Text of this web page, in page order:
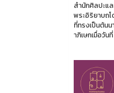
สำนักศิลปะแ
พระอิริยาบถ
ที่ทรงเป็นต้น
าภิเษกเมื่อวั